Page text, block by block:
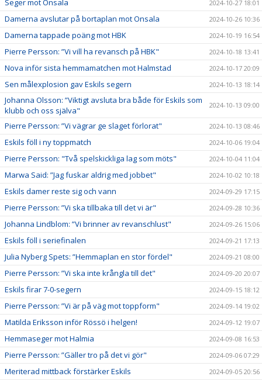
2024-10-27 18:01
Damerna avslutar på bortaplan mot Onsala 2024-10-26 10:36
Damerna tappade poäng mot HBK 2024-10-19 16:54
Pierre Persson: ”Vi vill ha revansch på HBK" 2024-10-18 13:41
Nova inför sista hemmamatchen mot Halmstad 2024-10-17 20:09
Sen målexplosion gav Eskils segern 2024-10-13 18:14
Johanna Olsson: ”Viktigt avsluta bra både för Eskils som
klubb och oss själva"
2024-10-13 09:00
Pierre Persson: ”Vi vägrar ge slaget förlorat" 2024-10-13 08:46
Eskils föll i ny toppmatch 2024-10-06 19:04
Pierre Persson: "Två spelskickliga lag som möts" 2024-10-04 11:04
Marwa Said: ”Jag fuskar aldrig med jobbet" 2024-10-02 10:18
Eskils damer reste sig och vann 2024-09-29 17:15
Pierre Persson: ”Vi ska tillbaka till det vi är" 2024-09-28 10:36
Johanna Lindblom: ”Vi brinner av revanschlust" 2024-09-26 15:06
Eskils föll i seriefinalen 2024-09-21 17:13
Julia Nyberg Spets: ”Hemmaplan en stor fördel" 2024-09-21 08:00
Pierre Persson: ”Vi ska inte krångla till det" 2024-09-20 20:07
Eskils firar 7-0-segern 2024-09-15 18:12
Pierre Persson: ”Vi är på väg mot toppform" 2024-09-14 19:02
Matilda Eriksson inför Rössö i helgen! 2024-09-12 19:07
Hemmaseger mot Halmia 2024-09-08 16:53
Pierre Persson: ”Gäller tro på det vi gör" 2024-09-06 07:29
Meriterad mittback förstärker Eskils 2024-09-05 20:56